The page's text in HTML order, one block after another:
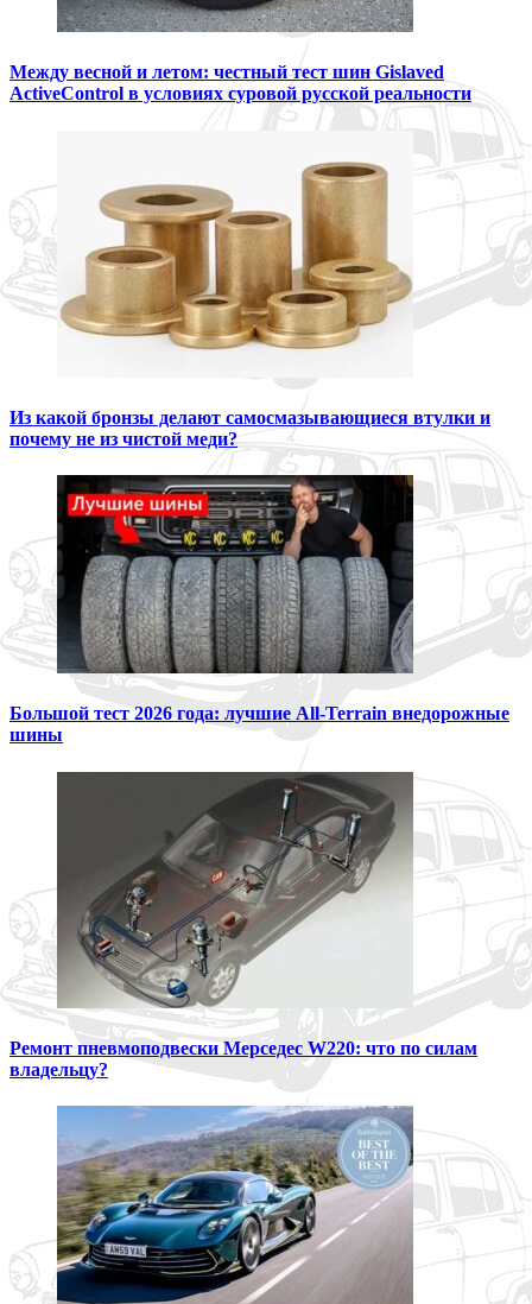
Между весной и летом: честный тест шин Gislaved
ActiveControl в условиях суровой русской реальности
Из какой бронзы делают самосмазывающиеся втулки и
почему не из чистой меди?
Большой тест 2026 года: лучшие All-Terrain внедорожные
шины
Ремонт пневмоподвески Мерседес W220: что по силам
владельцу?